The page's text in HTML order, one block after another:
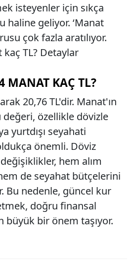
isteyenler için sıkça
haline geliyor. ‘Manat
çok fazla aratılıyor.
TL? Detaylar
MANAT KAÇ TL?
20,76 TL'dir. Manat'ın
değeri, özellikle dövizle
yurtdışı seyahati
önemli. Döviz
hem alım
de seyahat bütçelerini
Bu nedenle, güncel kur
doğru finansal
büyük bir önem taşıyor.